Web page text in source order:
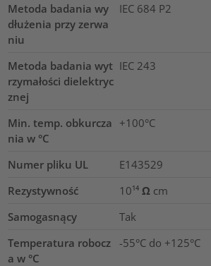
Metoda badania wy
dłużenia przy zerwa
niu
IEC 684 P2
Metoda badania wyt
rzymałości dielektryc
znej
IEC 243
Min. temp. obkurcza
nia w °C
+100°C
Numer pliku UL
E143529
Rezystywność
10¹⁴ Ω cm
Samogasnący
Tak
Temperatura robocz
a w °C
-55°C do +125°C